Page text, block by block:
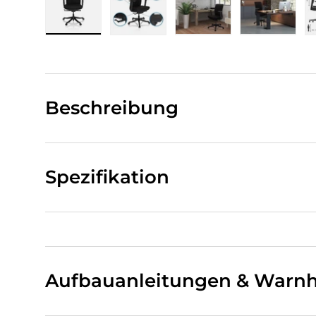
Beschreibung
Spezifikation
Aufbauanleitungen &